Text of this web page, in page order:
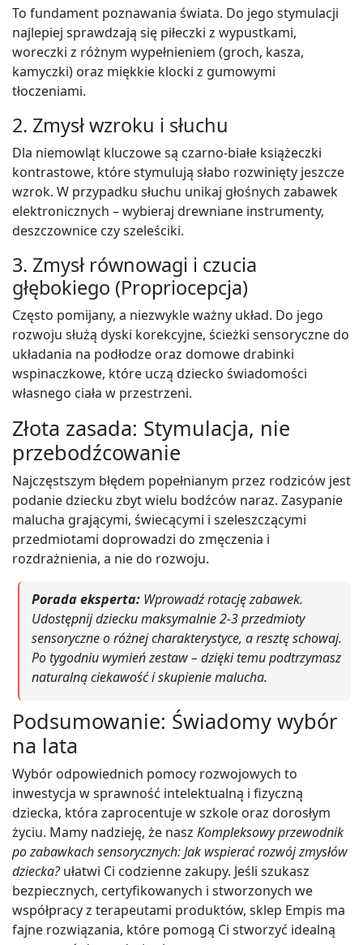
To fundament poznawania świata. Do jego stymulacji
najlepiej sprawdzają się piłeczki z wypustkami,
woreczki z różnym wypełnieniem (groch, kasza,
kamyczki) oraz miękkie klocki z gumowymi
tłoczeniami.
2. Zmysł wzroku i słuchu
Dla niemowląt kluczowe są czarno-białe książeczki
kontrastowe, które stymulują słabo rozwinięty jeszcze
wzrok. W przypadku słuchu unikaj głośnych zabawek
elektronicznych – wybieraj drewniane instrumenty,
deszczownice czy szeleściki.
3. Zmysł równowagi i czucia
głębokiego (Propriocepcja)
Często pomijany, a niezwykle ważny układ. Do jego
rozwoju służą dyski korekcyjne, ścieżki sensoryczne do
układania na podłodze oraz domowe drabinki
wspinaczkowe, które uczą dziecko świadomości
własnego ciała w przestrzeni.
Złota zasada: Stymulacja, nie
przebodźcowanie
Najczęstszym błędem popełnianym przez rodziców jest
podanie dziecku zbyt wielu bodźców naraz. Zasypanie
malucha grającymi, świecącymi i szeleszczącymi
przedmiotami doprowadzi do zmęczenia i
rozdrażnienia, a nie do rozwoju.
Porada eksperta: Wprowadź rotację zabawek.
Udostępnij dziecku maksymalnie 2-3 przedmioty
sensoryczne o różnej charakterystyce, a resztę schowaj.
Po tygodniu wymień zestaw – dzięki temu podtrzymasz
naturalną ciekawość i skupienie malucha.
Podsumowanie: Świadomy wybór
na lata
Wybór odpowiednich pomocy rozwojowych to
inwestycja w sprawność intelektualną i fizyczną
dziecka, która zaprocentuje w szkole oraz dorosłym
życiu. Mamy nadzieję, że nasz Kompleksowy przewodnik
po zabawkach sensorycznych: Jak wspierać rozwój zmysłów
dziecka?ułatwi Ci codzienne zakupy. Jeśli szukasz
bezpiecznych, certyfikowanych i stworzonych we
współpracy z terapeutami produktów, sklep Empis ma
fajne rozwiązania, które pomogą Ci stworzyć idealną